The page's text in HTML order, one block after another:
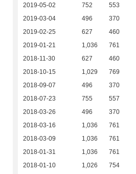
2019-05-02 752 553
2019-03-04 496 370
2019-02-25 627 460
2019-01-21 1,036 761
2018-11-30 627 460
2018-10-15 1,029 769
2018-09-07 496 370
2018-07-23 755 557
2018-03-26 496 370
2018-03-16 1,036 761
2018-03-09 1,036 761
2018-01-31 1,036 761
2018-01-10 1,026 754